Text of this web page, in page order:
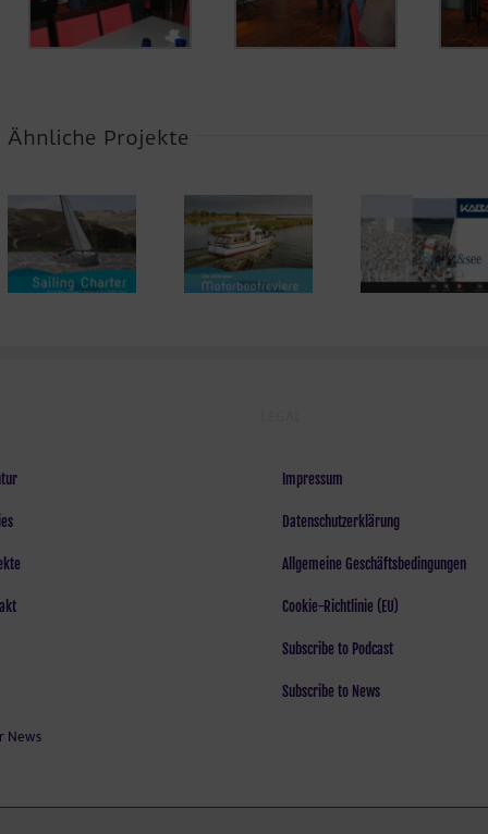
Ähnliche Projekte
Revierführer
Motorboot
Event
Baltic
News
Impressum
Datenschutzerklärung
Allgemeine Geschäftsbedingungen
Cookie-Richtlinie (EU)
Subscribe to Podcast
Subscribe to News